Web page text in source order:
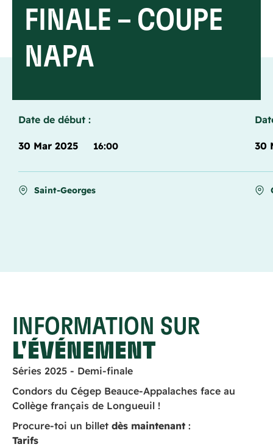
FINALE – COUPE
NAPA
Date de début :
30 Mar 2025 16:00
Saint-Georges
30
INFORMATION SUR
L'ÉVÉNEMENT
Séries 2025 - Demi-finale
Condors du Cégep Beauce-Appalaches face au
Collège français de Longueuil !
Procure-toi un billet dès maintenant :
Tarifs